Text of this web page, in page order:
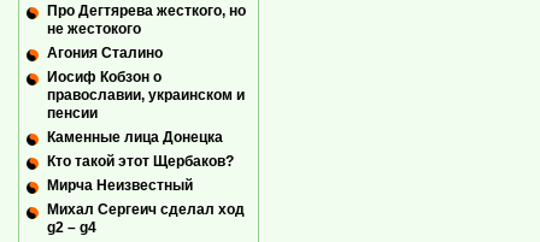
Про Дегтярева жесткого, но
не жестокого
Агония Сталино
Иосиф Кобзон о
православии, украинском и
пенсии
Каменные лица Донецка
Кто такой этот Щербаков?
Мирча Неизвестный
Михал Сергеич сделал ход
g2 – g4